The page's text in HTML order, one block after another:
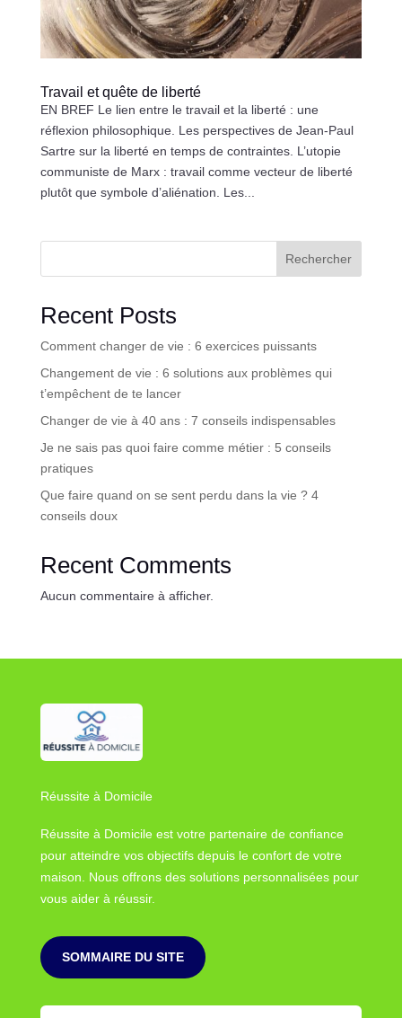
Travail et quête de liberté
EN BREF Le lien entre le travail et la liberté : une
réflexion philosophique. Les perspectives de Jean-Paul
Sartre sur la liberté en temps de contraintes. L’utopie
communiste de Marx : travail comme vecteur de liberté
plutôt que symbole d’aliénation. Les...
Rechercher
Recent Posts
Comment changer de vie : 6 exercices puissants
Changement de vie : 6 solutions aux problèmes qui
t’empêchent de te lancer
Changer de vie à 40 ans : 7 conseils indispensables
Je ne sais pas quoi faire comme métier : 5 conseils
pratiques
Que faire quand on se sent perdu dans la vie ? 4
conseils doux
Recent Comments
Aucun commentaire à afficher.
Réussite à Domicile
Réussite à Domicile est votre partenaire de confiance
pour atteindre vos objectifs depuis le confort de votre
maison. Nous offrons des solutions personnalisées pour
vous aider à réussir.
SOMMAIRE DU SITE